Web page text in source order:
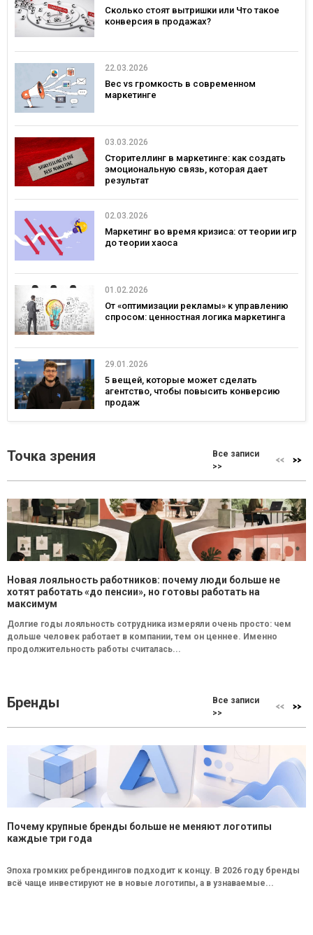
Сколько стоят вытришки или Что такое
конверсия в продажах?
22.03.2026
Вес vs громкость в современном
маркетинге
03.03.2026
Сторителлинг в маркетинге: как создать
эмоциональную связь, которая дает
результат
02.03.2026
Маркетинг во время кризиса: от теории игр
до теории хаоса
01.02.2026
От «оптимизации рекламы» к управлению
спросом: ценностная логика маркетинга
29.01.2026
5 вещей, которые может сделать
агентство, чтобы повысить конверсию
продаж
Точка зрения
Все записи
>>
Новая лояльность работников: почему люди больше не
хотят работать «до пенсии», но готовы работать на
максимум
Долгие годы лояльность сотрудника измеряли очень просто: чем
дольше человек работает в компании, тем он ценнее. Именно
продолжительность работы считалась...
Бренды
Все записи
>>
Почему крупные бренды больше не меняют логотипы
каждые три года
Эпоха громких ребрендингов подходит к концу. В 2026 году бренды
всё чаще инвестируют не в новые логотипы, а в узнаваемые...